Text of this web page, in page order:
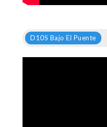
D10S Bajo El Puente